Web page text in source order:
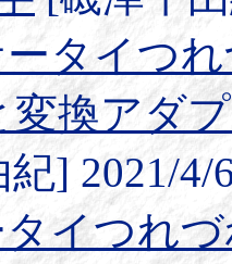
タイつ
変換アダ
] 2021/4/
イつれ